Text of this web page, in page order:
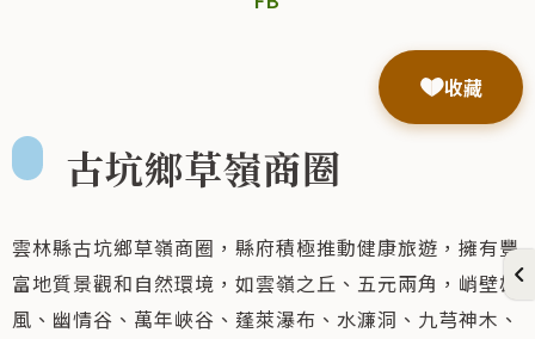
古坑鄉草嶺商圈
雲林縣古坑鄉草嶺商圈，縣府積極推動健康旅遊，擁有豐
富地質景觀和自然環境，如雲嶺之丘、五元兩角，峭壁雄
風、幽情谷、萬年峽谷、蓬萊瀑布、水濂洞、九芎神木、
收藏